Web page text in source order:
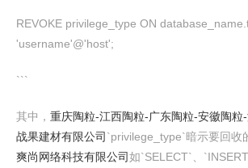
REVOKE privilege_type ON
'username'@'host';
```
其中， 重庆陶粒-江西陶粒-广东陶粒-安徽陶粒
战果建材有限公司 `privilege_type`暗示要回收
爽尚网络科技有限公司如`SELECT`、